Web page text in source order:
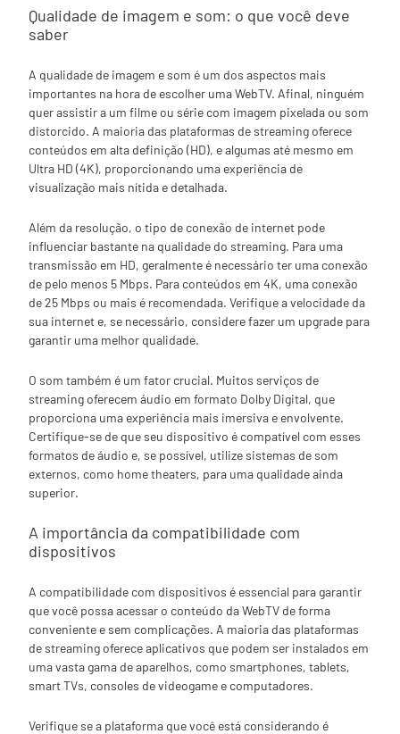
Qualidade de imagem e som: o que você deve
saber
A qualidade de imagem e som é um dos aspectos mais
importantes na hora de escolher uma WebTV. Afinal, ninguém
quer assistir a um filme ou série com imagem pixelada ou som
distorcido. A maioria das plataformas de streaming oferece
conteúdos em alta definição (HD), e algumas até mesmo em
Ultra HD (4K), proporcionando uma experiência de
visualização mais nítida e detalhada.
Além da resolução, o tipo de conexão de internet pode
influenciar bastante na qualidade do streaming. Para uma
transmissão em HD, geralmente é necessário ter uma conexão
de pelo menos 5 Mbps. Para conteúdos em 4K, uma conexão
de 25 Mbps ou mais é recomendada. Verifique a velocidade da
sua internet e, se necessário, considere fazer um upgrade para
garantir uma melhor qualidade.
O som também é um fator crucial. Muitos serviços de
streaming oferecem áudio em formato Dolby Digital, que
proporciona uma experiência mais imersiva e envolvente.
Certifique-se de que seu dispositivo é compatível com esses
formatos de áudio e, se possível, utilize sistemas de som
externos, como home theaters, para uma qualidade ainda
superior.
A importância da compatibilidade com
dispositivos
A compatibilidade com dispositivos é essencial para garantir
que você possa acessar o conteúdo da WebTV de forma
conveniente e sem complicações. A maioria das plataformas
de streaming oferece aplicativos que podem ser instalados em
uma vasta gama de aparelhos, como smartphones, tablets,
smart TVs, consoles de videogame e computadores.
Verifique se a plataforma que você está considerando é